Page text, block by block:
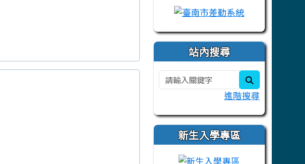
站內搜尋
進階搜尋
新生入學專區